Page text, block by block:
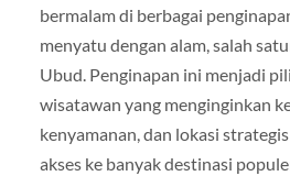
bermalam di berbagai
menyatu dengan alam, salah
Ubud. Penginapan ini menjadi
wisatawan yang menginginkan
kenyamanan, dan lokasi
akses ke banyak destinasi